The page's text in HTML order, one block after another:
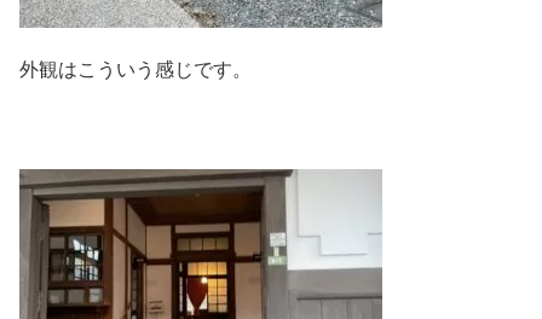
外観はこういう感じです。